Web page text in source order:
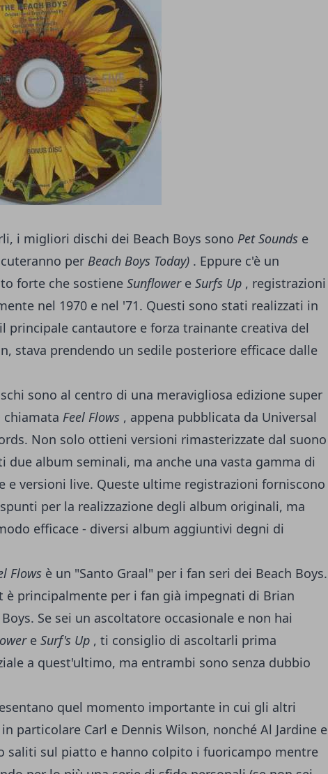
i migliori dischi dei Beach Boys sono Pet Sounds e
per Beach Boys Today) . Eppure c'è un
forte che sostiene Sunflowere Surfs Up , registrazioni
nel 1970 e nel '71. Questi sono stati realizzati in
principale cantautore e forza trainante creativa del
stava prendendo un sedile posteriore efficace dalle
sono al centro di una meravigliosa edizione super
chiamata Feel Flows , appena pubblicata da Universal
Non solo ottieni versioni rimasterizzate dal suono
due album seminali, ma anche una vasta gamma di
e versioni live. Queste ultime registrazioni forniscono
per la realizzazione degli album originali, ma
efficace - diversi album aggiuntivi degni di
Flows è un "Santo Graal" per i fan seri dei Beach Boys.
è principalmente per i fan già impegnati di Brian
Se sei un ascoltatore occasionale e non hai
e Surf's Up , ti consiglio di ascoltarli prima
a quest'ultimo, ma entrambi sono senza dubbio
quel momento importante in cui gli altri
particolare Carl e Dennis Wilson, nonché Al Jardine e
saliti sul piatto e hanno colpito i fuoricampo mentre